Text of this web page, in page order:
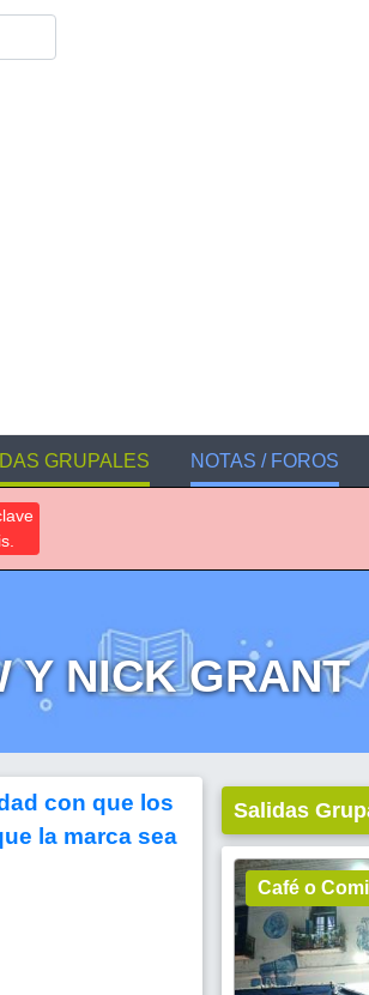
GRUPALES NOTAS / FOROS
NICK GRANT
con que los
la marca sea
Salidas
Café o